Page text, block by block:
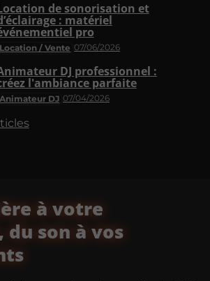
Location / Vente 07/06/2026
de sonorisation et
: matériel
pro
Animateur DJ 07/04/2026
DJ professionnel :
l'ambiance parfaite
à votre
son à vos